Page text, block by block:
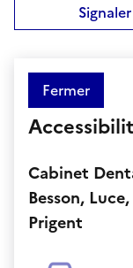
Fermer
Cabinet
Besson,
Prigent